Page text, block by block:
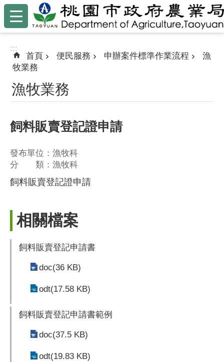
跳到主要內容區塊
:::
:::
首頁 便民服務 申辦案件標準作業流程
漁
牧業務
漁牧業務
飼料販賣登記證申請
發布單位：漁牧科
分 類：漁牧科
飼料販賣登記證申請
相關檔案
飼料販賣登記申請書
doc(36 KB)
odt(17.58 KB)
飼料販賣登記申請書範例
doc(37.5 KB)
odt(19.83 KB)